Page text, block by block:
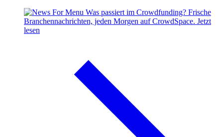
Was passiert im Crowdfunding? Frische
Branchennachrichten, jeden Morgen auf CrowdSpace. Jetzt
lesen